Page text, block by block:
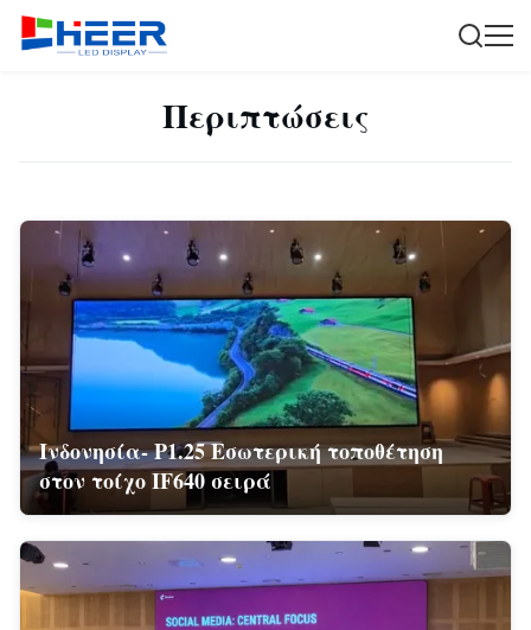
Περιπτώσεις
Ινδονησία- P1.25 Εσωτερική τοποθέτηση
στον τοίχο IF640 σειρά